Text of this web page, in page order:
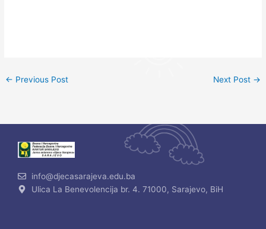
← Previous Post Next Post →
info@djecasarajeva.edu.ba
Ulica La Benevolencija br. 4. 71000, Sarajevo, BiH